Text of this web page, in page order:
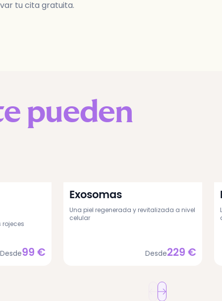
tu cita gratuita.
pueden
rojeces
Desde99 €
Exosomas
Una piel regenerada y revitalizada a nivel
celular
Desde229 €